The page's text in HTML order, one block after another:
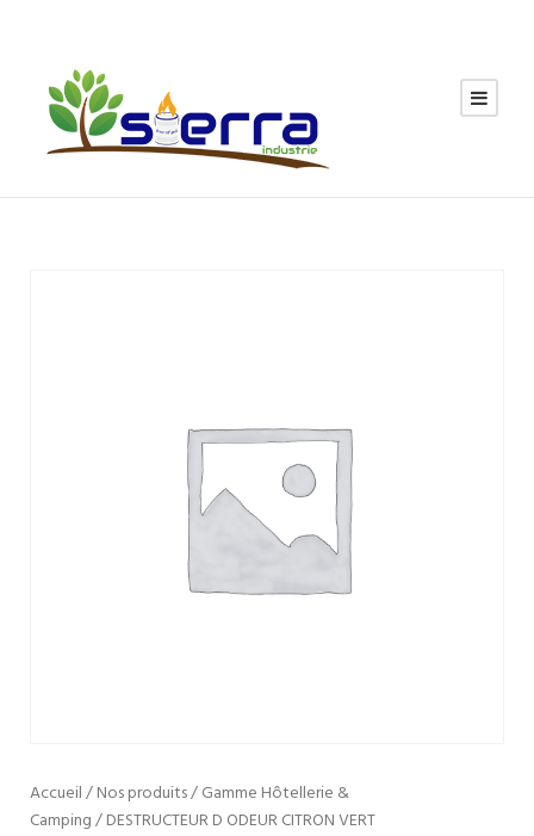
Accueil/Nos produits/Gamme Hôtellerie &
Camping/ DESTRUCTEUR D ODEUR CITRON VERT